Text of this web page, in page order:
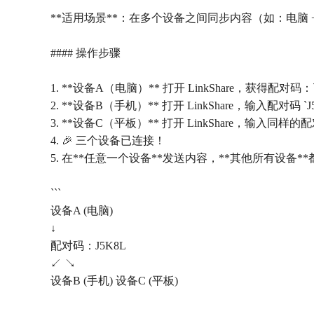
**适用场景**：在多个设备之间同步内容（如：电脑
#### 操作步骤
1. **设备A（电脑）** 打开 LinkShare，获得配对码
2. **设备B（手机）** 打开 LinkShare，输入配对码
3. **设备C（平板）** 打开 LinkShare，输入同样的
4. 🎉 三个设备已连接！
5. 在**任意一个设备**发送内容，**其他所有设备**
```
设备A (电脑)
↓
配对码：J5K8L
↙ ↘
设备B (手机) 设备C (平板)